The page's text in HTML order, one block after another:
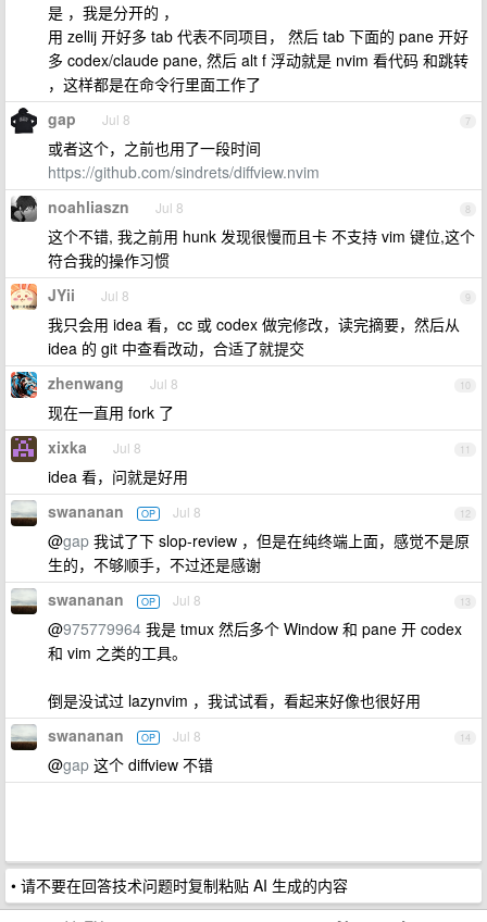
是 ，我是分开的 ，
用 zellij 开好多 tab 代表不同项目， 然后 tab 下面的 pane 开好
多 codex/claude pane, 然后 alt f 浮动就是 nvim 看代码 和跳转
，这样都是在命令行里面工作了
7
gap Jul 8
或者这个，之前也用了一段时间
https://github.com/sindrets/diffview.nvim
8
noahliaszn Jul 8
这个不错, 我之前用 hunk 发现很慢而且卡 不支持 vim 键位,这个
符合我的操作习惯
9
JYii Jul 8
我只会用 idea 看，cc 或 codex 做完修改，读完摘要，然后从
idea 的 git 中查看改动，合适了就提交
10
zhenwang Jul 8
现在一直用 fork 了
11
xixka Jul 8
idea 看，问就是好用
12
swananan OP Jul 8
@gap 我试了下 slop-review ，但是在纯终端上面，感觉不是原
生的，不够顺手，不过还是感谢
13
swananan OP Jul 8
@975779964 我是 tmux 然后多个 Window 和 pane 开 codex
和 vim 之类的工具。
倒是没试过 lazynvim ，我试试看，看起来好像也很好用
14
swananan OP Jul 8
@gap 这个 diffview 不错
• 请不要在回答技术问题时复制粘贴 AI 生成的内容